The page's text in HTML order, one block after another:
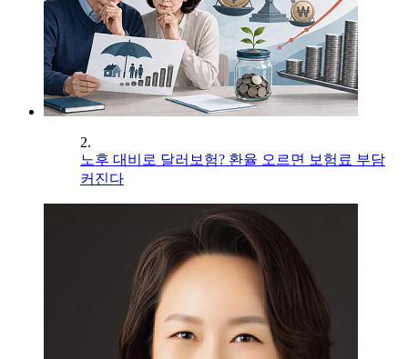
2.
노후 대비로 달러보험? 환율 오르면 보험료 부담
커진다